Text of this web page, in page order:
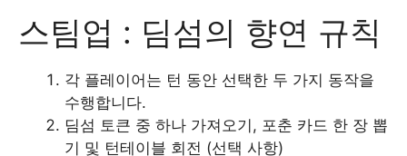
스팀업 : 딤섬의 향연 규칙
각 플레이어는 턴 동안 선택한 두 가지 동작을
수행합니다.
딤섬 토큰 중 하나 가져오기, 포춘 카드 한 장 뽑
기 및 턴테이블 회전 (선택 사항)